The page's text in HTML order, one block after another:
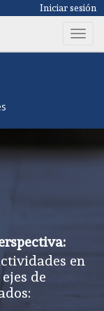
Iniciar sesión
T
o
n
o
en
de